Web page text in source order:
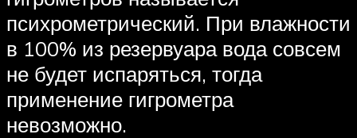
психрометрический. При влажности
в 100% из резервуара вода совсем
не будет испаряться, тогда
применение гигрометра
невозможно.